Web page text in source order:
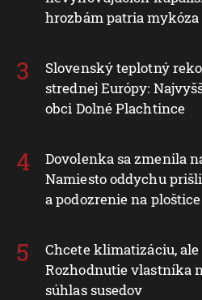
hrozbám patria
Slovenský teplotný
strednej Európy:
obci Dolné Plachtince
Dovolenka sa zmenila
Namiesto oddychu
a podozrenie na ploštice
Chcete klimatizáciu,
Rozhodnutie vlastníka
súhlas susedov